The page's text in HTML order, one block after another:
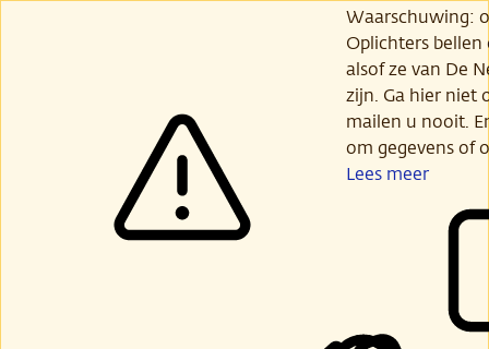
Waarschuwing:
Oplichters
alsof ze van De
zijn. Ga hier niet
mailen u nooit.
om gegevens of
Lees meer